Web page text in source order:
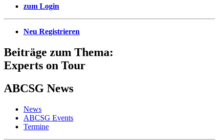
zum Login
Neu Registrieren
Beiträge zum Thema:
Experts on Tour
ABCSG News
News
ABCSG Events
Termine